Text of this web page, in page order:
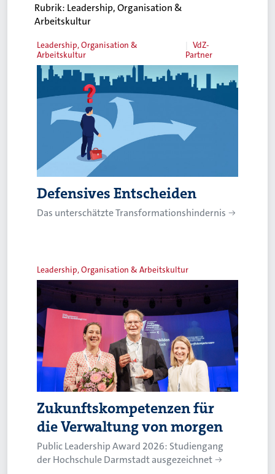
Rubrik: Leadership, Organisation &
Arbeitskultur
Leadership, Organisation &
Arbeitskultur
VdZ-
Partner
Defensives Entscheiden
Das unterschätzte Transformationshindernis
Leadership, Organisation & Arbeitskultur
Zukunftskompetenzen für
die Verwaltung von morgen
Public Leadership Award 2026: Studiengang
der Hochschule Darmstadt ausgezeichnet